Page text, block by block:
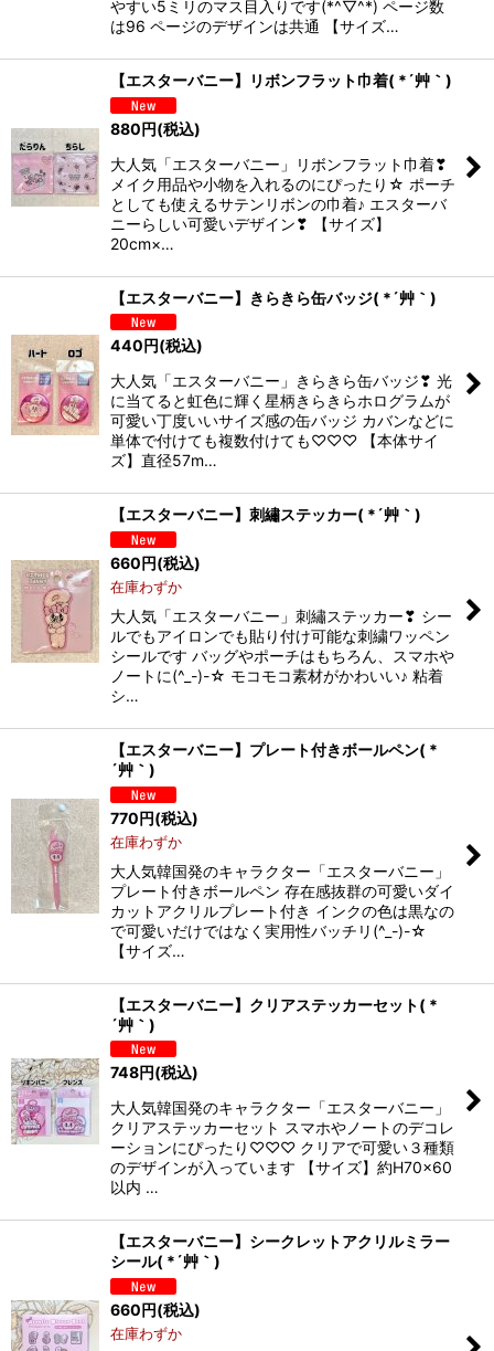
やすい5ミリのマス目入りです(*^▽^*) ページ数
は96 ページのデザインは共通 【サイズ…
【エスターバニー】リボンフラット巾着( *´艸｀)
880円(税込)
大人気「エスターバニー」リボンフラット巾着❣
メイク用品や小物を入れるのにぴったり☆ ポーチ
としても使えるサテンリボンの巾着♪ エスターバ
ニーらしい可愛いデザイン❣ 【サイズ】
20cm×…
【エスターバニー】きらきら缶バッジ( *´艸｀)
440円(税込)
大人気「エスターバニー」きらきら缶バッジ❣ 光
に当てると虹色に輝く星柄きらきらホログラムが
可愛い丁度いいサイズ感の缶バッジ カバンなどに
単体で付けても複数付けても♡♡♡ 【本体サイ
ズ】直径57m…
【エスターバニー】刺繡ステッカー( *´艸｀)
660円(税込)
在庫わずか
大人気「エスターバニー」刺繡ステッカー❣ シー
ルでもアイロンでも貼り付け可能な刺繍ワッペン
シールです バッグやポーチはもちろん、スマホや
ノートに(^_-)-☆ モコモコ素材がかわいい♪ 粘着
シ…
【エスターバニー】プレート付きボールペン( *
´艸｀)
770円(税込)
在庫わずか
大人気韓国発のキャラクター「エスターバニー」
プレート付きボールペン 存在感抜群の可愛いダイ
カットアクリルプレート付き インクの色は黒なの
で可愛いだけではなく実用性バッチリ(^_-)-☆
【サイズ…
【エスターバニー】クリアステッカーセット( *
´艸｀)
748円(税込)
大人気韓国発のキャラクター「エスターバニー」
クリアステッカーセット スマホやノートのデコレ
ーションにぴったり♡♡♡ クリアで可愛い３種類
のデザインが入っています 【サイズ】約H70x60
以内 …
【エスターバニー】シークレットアクリルミラー
シール( *´艸｀)
660円(税込)
在庫わずか